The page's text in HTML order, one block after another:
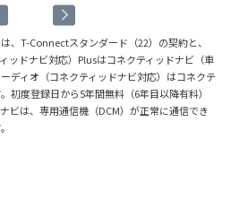
、T-Connectスタンダード（22）の契約と、
ッドナビ対応）Plusはコネクティッドナビ（車
ディオ（コネクティッドナビ対応）はコネクテ
初度登録日から5年間無料（6年目以降有料）
ビは、専用通信機（DCM）が正常に通信でき